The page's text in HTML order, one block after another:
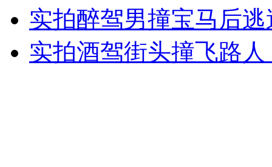
外交部：反对强权政治霸凌主义
外交部：有关国家言论片面不公正
实拍醉驾男撞宝马后
实拍酒驾街头撞飞路